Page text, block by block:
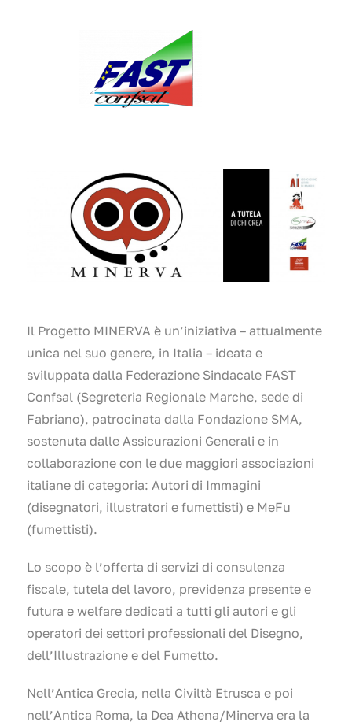
Il Progetto MINERVA è un’iniziativa – attualmente
unica nel suo genere, in Italia – ideata e
sviluppata dalla Federazione Sindacale FAST
Confsal (Segreteria Regionale Marche, sede di
Fabriano), patrocinata dalla Fondazione SMA,
sostenuta dalle Assicurazioni Generali e in
collaborazione con le due maggiori associazioni
italiane di categoria: Autori di Immagini
(disegnatori, illustratori e fumettisti) e MeFu
(fumettisti).
Lo scopo è l’offerta di servizi di consulenza
fiscale, tutela del lavoro, previdenza presente e
futura e welfare dedicati a tutti gli autori e gli
operatori dei settori professionali del Disegno,
dell’Illustrazione e del Fumetto.
Nell’Antica Grecia, nella Civiltà Etrusca e poi
nell’Antica Roma, la Dea Athena/Minerva era la